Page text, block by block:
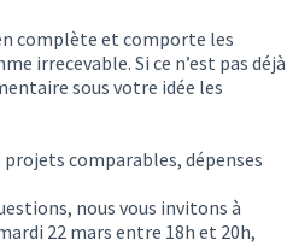
complète et comporte les
irrecevable. Si ce n’est pas déjà
sous votre idée les
comparables, dépenses
nous vous invitons à
22 mars entre 18h et 20h,